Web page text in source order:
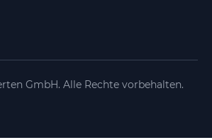
GmbH. Alle Rechte vorbehalten.